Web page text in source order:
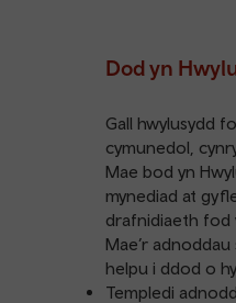
Dod yn
Gall hwylusydd
cymunedol,
Mae bod yn
mynediad at
drafnidiaeth fod
Mae’r
helpu i ddod o
Templedi